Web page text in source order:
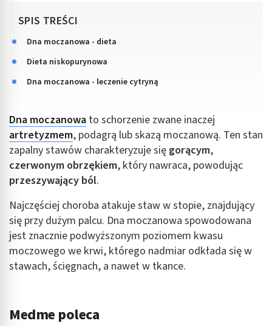
SPIS TREŚCI
Dna moczanowa - dieta
Dieta niskopurynowa
Dna moczanowa - leczenie cytryną
Dna moczanowa to schorzenie zwane inaczej
artretyzmem, podagrą lub skazą moczanową. Ten stan
zapalny stawów charakteryzuje się gorącym,
czerwonym obrzękiem, który nawraca, powodując
przeszywający ból.
Najczęściej choroba atakuje staw w stopie, znajdujący
się przy dużym palcu. Dna moczanowa spowodowana
jest znacznie podwyższonym poziomem kwasu
moczowego we krwi, którego nadmiar odkłada się w
stawach, ścięgnach, a nawet w tkance.
Medme poleca